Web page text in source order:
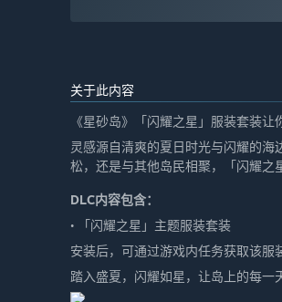
关于此内容
《星砂岛》「闪耀之星」服装套装
灵感源自清爽的夏日时光与闪耀的
松，还是与其他岛民相聚，「闪耀之
DLC内容包含：
• 「闪耀之星」主题服装套装
安装后，可通过游戏内任务获取该服
踏入盛夏，闪耀如星，让岛上的每一